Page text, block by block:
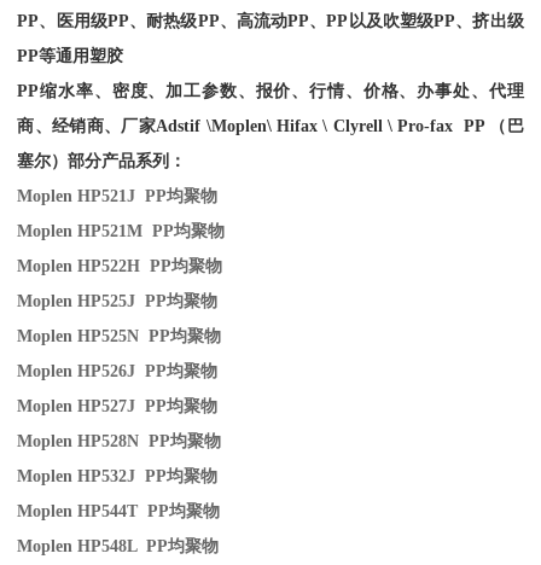
PP、医用级PP、耐热级PP、高流动PP、PP以及吹塑级PP、挤出级
PP等通用塑胶
PP缩水率、密度、加工参数、报价、行情、价格、办事处、代理
商、经销商、厂家Adstif \Moplen\ Hifax \ Clyrell \ Pro-fax PP （巴
塞尔）部分产品系列：
Moplen HP521J PP均聚物
Moplen HP521M PP均聚物
Moplen HP522H PP均聚物
Moplen HP525J PP均聚物
Moplen HP525N PP均聚物
Moplen HP526J PP均聚物
Moplen HP527J PP均聚物
Moplen HP528N PP均聚物
Moplen HP532J PP均聚物
Moplen HP544T PP均聚物
Moplen HP548L PP均聚物